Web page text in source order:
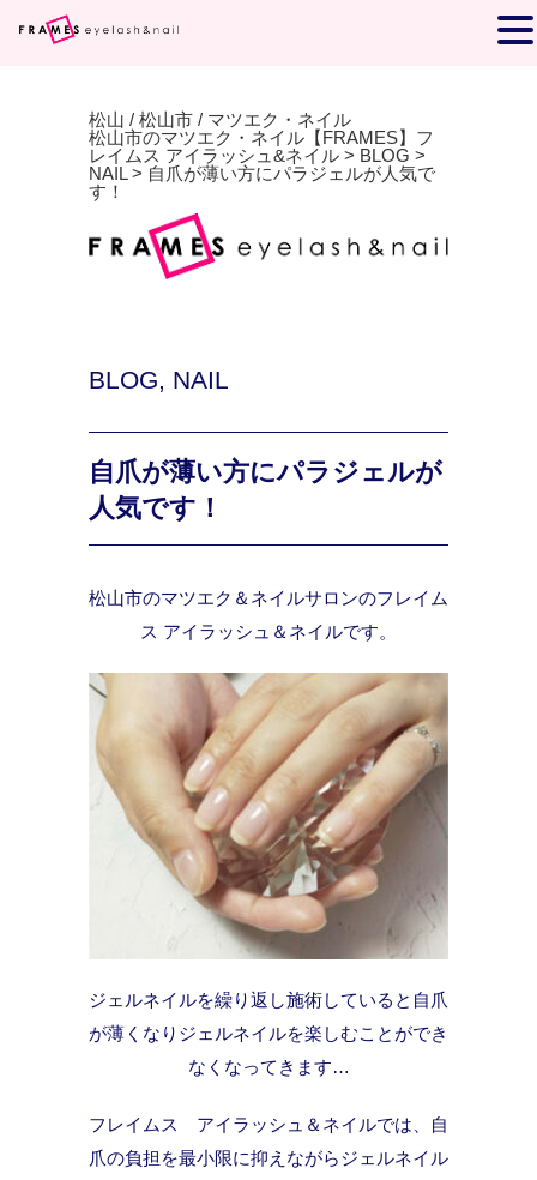
松山 / 松山市 / マツエク・ネイル
松山市のマツエク・ネイル【FRAMES】フ
レイムス アイラッシュ&ネイル > BLOG >
NAIL> 自爪が薄い方にパラジェルが人気で
す！
BLOG, NAIL
自爪が薄い方にパラジェルが
人気です！
松山市のマツエク＆ネイルサロンのフレイム
ス アイラッシュ＆ネイルです。
ジェルネイルを繰り返し施術していると自爪
が薄くなりジェルネイルを楽しむことができ
なくなってきます…
フレイムス アイラッシュ＆ネイルでは、自
爪の負担を最小限に抑えながらジェルネイル